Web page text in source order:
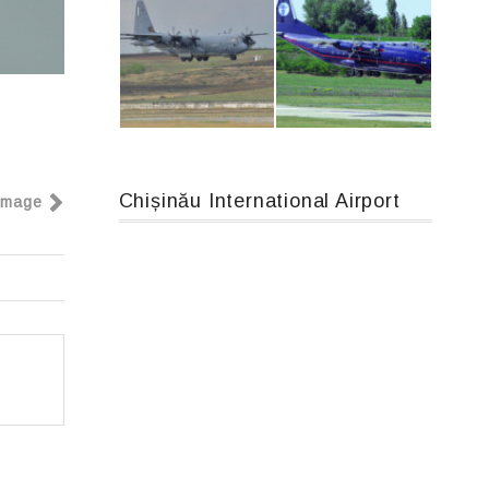
Airbus A319-114 D-AILN, Lufthansa, Франкфурт-Кишинев, 24/06/18 Boeing 737 MAX 8, TC-LCC
Chișinău International Airport